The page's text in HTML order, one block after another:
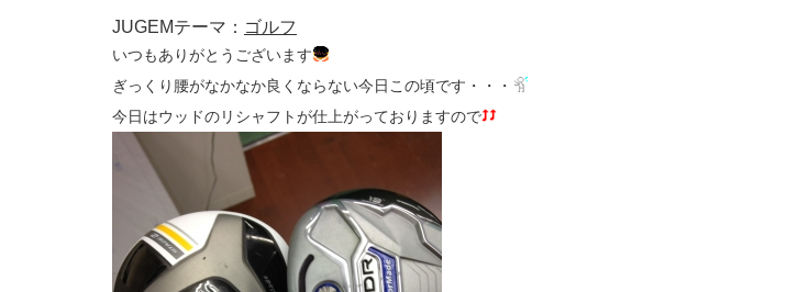
JUGEMテーマ： ゴルフ
いつもありがとうございます
ぎっくり腰がなかなか良くならない今日この頃です・・・
今日はウッドのリシャフトが仕上がっておりますので